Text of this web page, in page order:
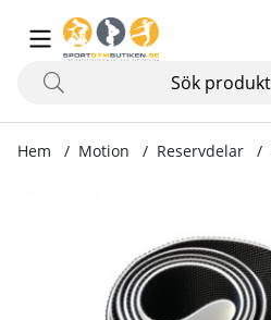
Hem Motion Reservdelar